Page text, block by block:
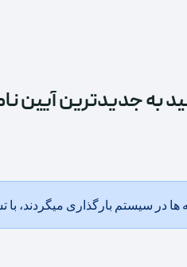
به جدیدترین آیین
ها در سیستم بارگذاری میگردند،